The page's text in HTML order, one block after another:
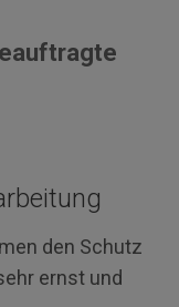
den Schutz
ernst und